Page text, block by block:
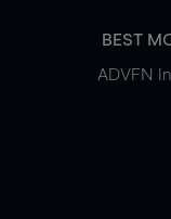
BEST
ADVFN